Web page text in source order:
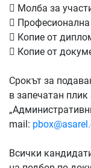
 Молба за

 Копие от
 Копие от
Срокът за
в запечатан
mail:
Всички